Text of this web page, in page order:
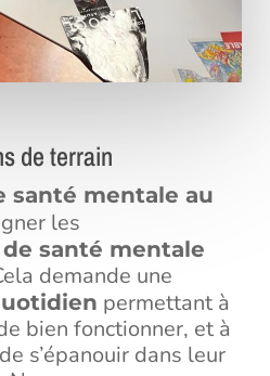
de terrain
santé mentale au
les
santé mentale
demande une
permettant à
bien fonctionner, et à
s’épanouir dans leur